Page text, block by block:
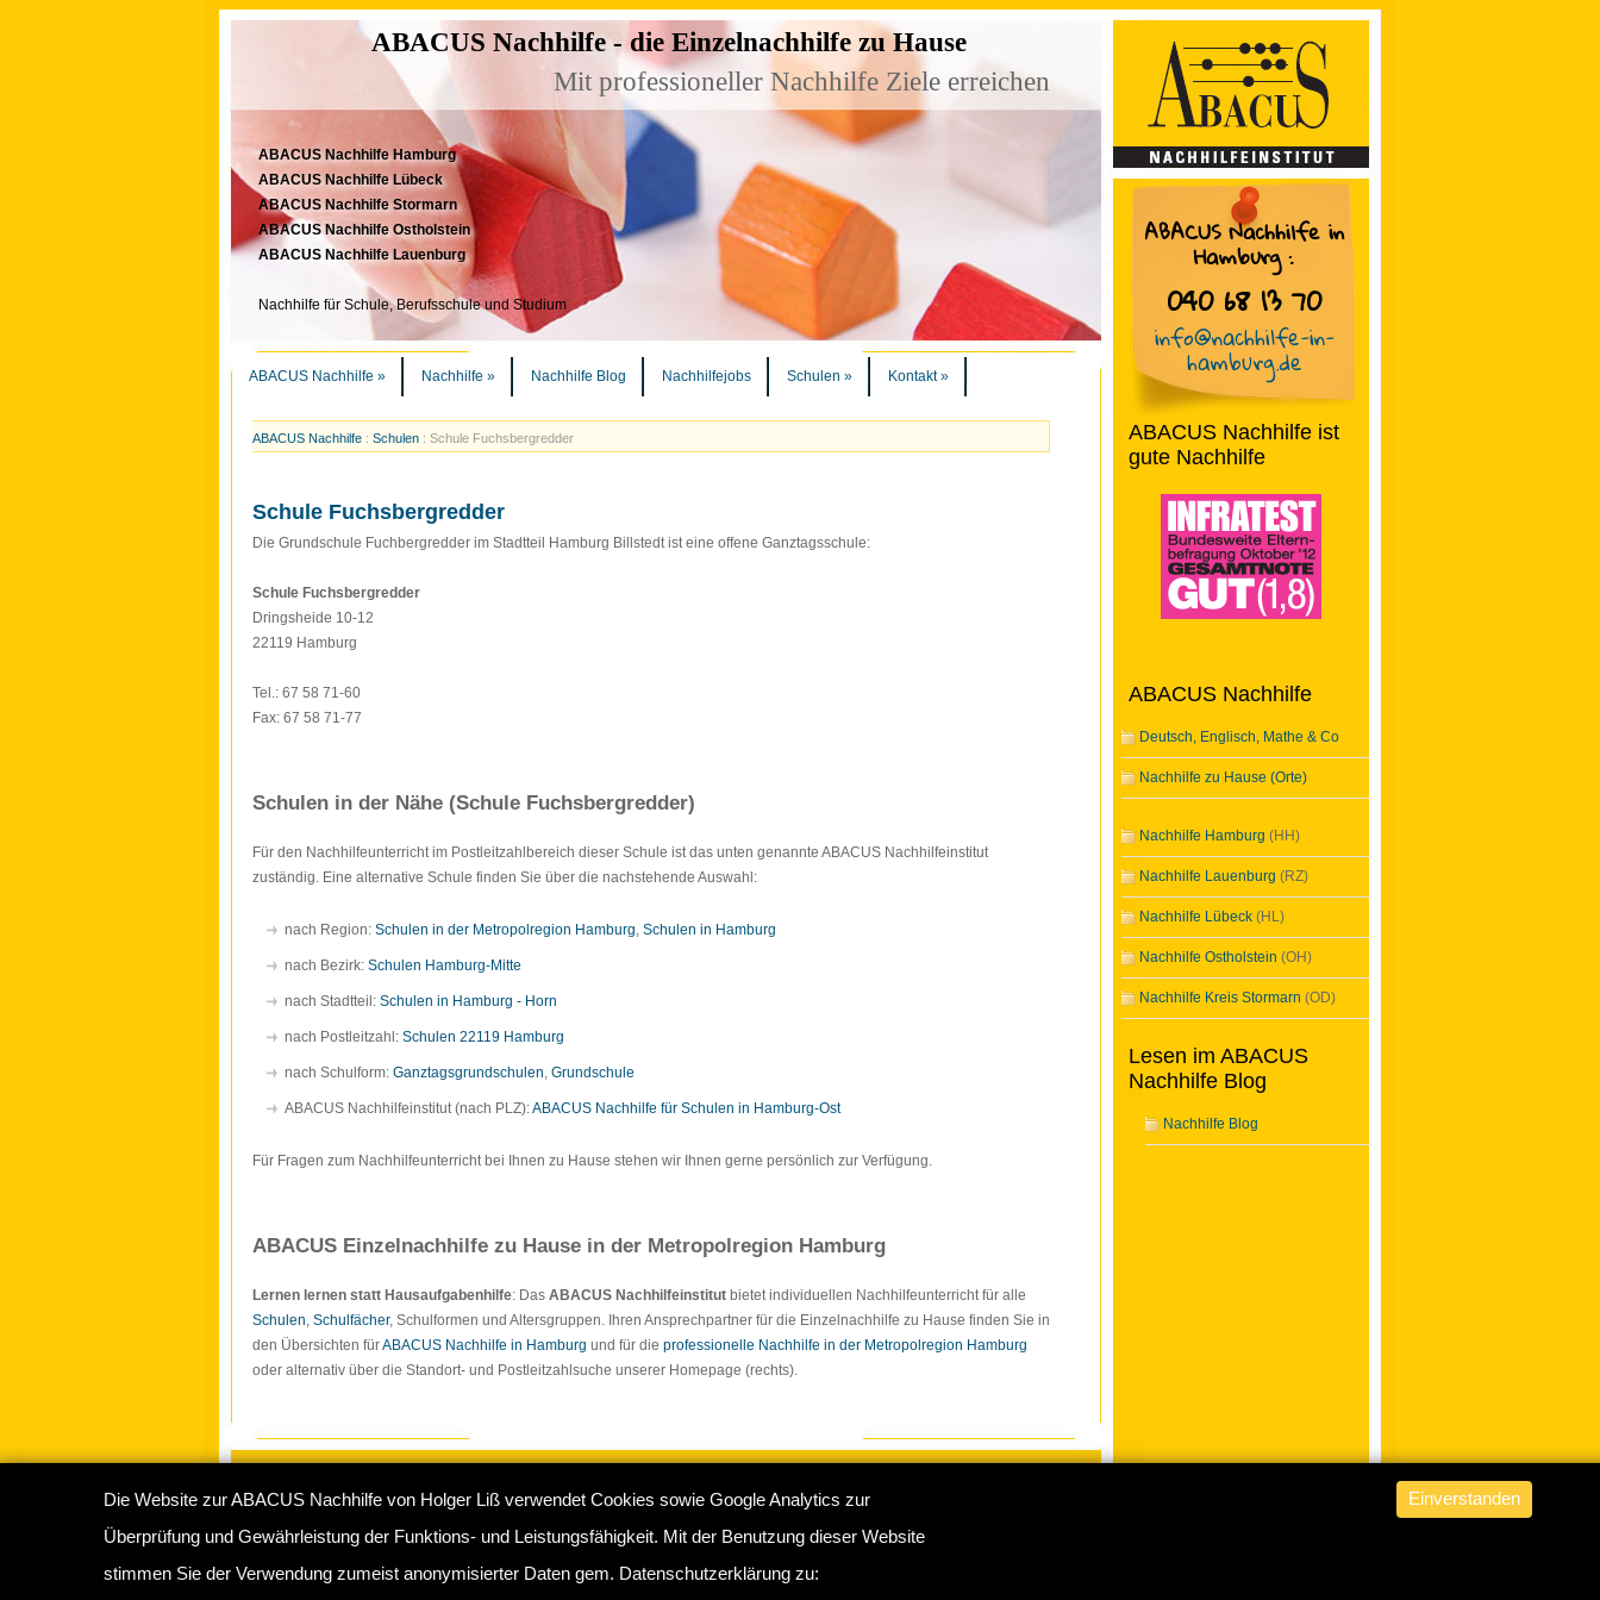
ABACUS Nachhilfe in
Hamburg:
040 68 13 70
info@nachhilfe-in-
hamburg.de
ABACUS Nachhilfe - die Einzelnachhilfe zu Hause
Mit professioneller Nachhilfe Ziele erreichen
ABACUS Nachhilfe Hamburg
ABACUS Nachhilfe Lübeck
ABACUS Nachhilfe Stormarn
ABACUS Nachhilfe Ostholstein
ABACUS Nachhilfe Lauenburg
Nachhilfe für Schule, Berufsschule und Studium
ABACUS Nachhilfe » Nachhilfe » Nachhilfe Blog Nachhilfejobs Schulen » Kontakt»
ABACUS Nachhilfe : Schulen : Schule Fuchsbergredder
Schule Fuchsbergredder
Die Grundschule Fuchbergredder im Stadtteil Hamburg Billstedt ist eine offene Ganztagsschule:
Schule Fuchsbergredder
Dringsheide 10-12
22119 Hamburg
Tel.: 67 58 71-60
Fax: 67 58 71-77
Schulen in der Nähe (Schule Fuchsbergredder)
Für den Nachhilfeunterricht im Postleitzahlbereich dieser Schule ist das unten genannte ABACUS Nachhilfeinstitut
zuständig. Eine alternative Schule finden Sie über die nachstehende Auswahl:
nach Region: Schulen in der Metropolregion Hamburg, Schulen in Hamburg
nach Bezirk: Schulen Hamburg-Mitte
nach Stadtteil: Schulen in Hamburg - Horn
nach Postleitzahl: Schulen 22119 Hamburg
nach Schulform: Ganztagsgrundschulen, Grundschule
ABACUS Nachhilfeinstitut (nach PLZ):ABACUS Nachhilfe für Schulen in Hamburg-Ost
Für Fragen zum Nachhilfeunterricht bei Ihnen zu Hause stehen wir Ihnen gerne persönlich zur Verfügung.
ABACUS Einzelnachhilfe zu Hause in der Metropolregion Hamburg
Lernen lernen statt Hausaufgabenhilfe: Das ABACUS Nachhilfeinstitut bietet individuellen Nachhilfeunterricht für alle
Schulen, Schulfächer, Schulformen und Altersgruppen. Ihren Ansprechpartner für die Einzelnachhilfe zu Hause finden Sie in
den Übersichten fürABACUS Nachhilfe in Hamburg und für die professionelle Nachhilfe in der Metropolregion Hamburg
oder alternativ über die Standort- und Postleitzahlsuche unserer Homepage (rechts).
ABACUS Nachhilfe ist
gute Nachhilfe
ABACUS Nachhilfe
Deutsch, Englisch, Mathe & Co
Nachhilfe zu Hause (Orte)
Nachhilfe Hamburg (HH)
Nachhilfe Lauenburg (RZ)
Nachhilfe Lübeck (HL)
Nachhilfe Ostholstein (OH)
Nachhilfe Kreis Stormarn (OD)
Lesen im ABACUS
Nachhilfe Blog
Nachhilfe Blog
Copyright © 2009-2026ABACUS Nachhilfe Hamburg:Impressum/Sitemap/Datenschutz /Kontakt
Abacus Nachhilfeinstitut Hamburg, Sperberkamp 16 b, 22175 Hamburg - Telefon: 040 - 681370 / 60761683
Die Website zur ABACUS Nachhilfe von Holger Liß verwendet Cookies sowie Google Analytics zur
Überprüfung und Gewährleistung der Funktions- und Leistungsfähigkeit. Mit der Benutzung dieser Website
stimmen Sie der Verwendung zumeist anonymisierter Daten gem. Datenschutzerklärung zu:
Einverstanden